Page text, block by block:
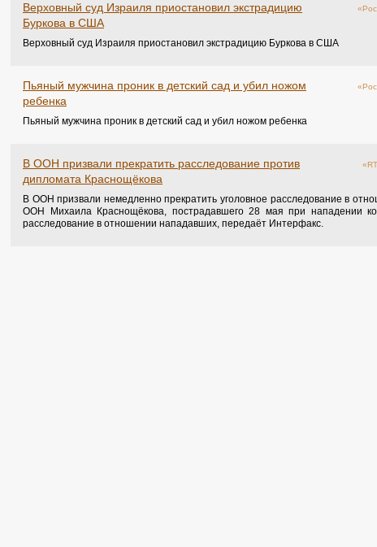
Верховный суд Израиля приостановил экстрадицию
Буркова в США
Верховный суд Израиля приостановил экстрадицию Буркова в США
Пьяный мужчина проник в детский сад и убил ножом
ребенка
Пьяный мужчина проник в детский сад и убил ножом ребенка
В ООН призвали прекратить расследование против
дипломата Краснощёкова
В ООН призвали немедленно прекратить уголовное расследование в
ООН Михаила Краснощёкова, пострадавшего 28 мая при нападении
расследование в отношении нападавших, передаёт Интерфакс.